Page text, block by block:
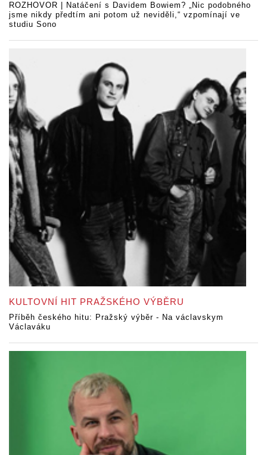
ROZHOVOR | Natáčení s Davidem Bowiem? „Nic podobného
jsme nikdy předtím ani potom už neviděli,“ vzpomínají ve
studiu Sono
KULTOVNÍ HIT PRAŽSKÉHO VÝBĚRU
Příběh českého hitu: Pražský výběr - Na václavskym
Václaváku